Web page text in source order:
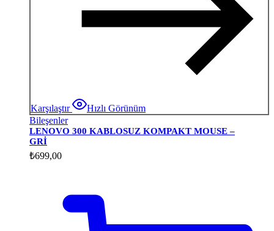
Karşılaştır
Hızlı Görünüm
Bileşenler
LENOVO 300 KABLOSUZ KOMPAKT MOUSE –
GRİ
₺699,00